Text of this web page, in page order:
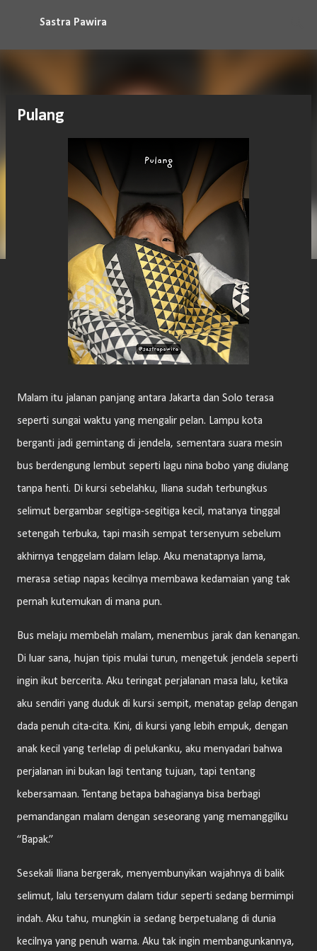
Langsung ke konten utama
Sastra Pawira
Pulang
Malam itu jalanan panjang antara Jakarta dan Solo terasa
seperti sungai waktu yang mengalir pelan. Lampu kota
berganti jadi gemintang di jendela, sementara suara mesin
bus berdengung lembut seperti lagu nina bobo yang diulang
tanpa henti. Di kursi sebelahku, Iliana sudah terbungkus
selimut bergambar segitiga-segitiga kecil, matanya tinggal
setengah terbuka, tapi masih sempat tersenyum sebelum
akhirnya tenggelam dalam lelap. Aku menatapnya lama,
merasa setiap napas kecilnya membawa kedamaian yang tak
pernah kutemukan di mana pun.
Bus melaju membelah malam, menembus jarak dan kenangan.
Di luar sana, hujan tipis mulai turun, mengetuk jendela seperti
ingin ikut bercerita. Aku teringat perjalanan masa lalu, ketika
aku sendiri yang duduk di kursi sempit, menatap gelap dengan
dada penuh cita-cita. Kini, di kursi yang lebih empuk, dengan
anak kecil yang terlelap di pelukanku, aku menyadari bahwa
perjalanan ini bukan lagi tentang tujuan, tapi tentang
kebersamaan. Tentang betapa bahagianya bisa berbagi
pemandangan malam dengan seseorang yang memanggilku
“Bapak.”
Sesekali Iliana bergerak, menyembunyikan wajahnya di balik
selimut, lalu tersenyum dalam tidur seperti sedang bermimpi
indah. Aku tahu, mungkin ia sedang berpetualang di dunia
kecilnya yang penuh warna. Aku tak ingin membangunkannya,